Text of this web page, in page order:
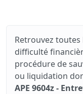
Retrouvez
difficulté
procédure de
ou liquidation
APE 9604z -